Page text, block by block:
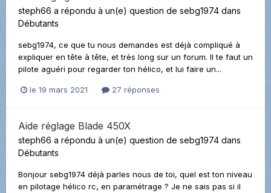
steph66 a répondu à un(e) question de sebg1974 dans
Débutants
sebg1974, ce que tu nous demandes est déjà compliqué à
expliquer en tête à tête, et très long sur un forum. Il te faut un
pilote aguéri pour regarder ton hélico, et lui faire un...
le 19 mars 2021 27 réponses
Aide réglage Blade 450X
steph66 a répondu à un(e) question de sebg1974 dans
Débutants
Bonjour sebg1974 déjà parles nous de toi, quel est ton niveau
en pilotage hélico rc, en paramétrage ? Je ne sais pas si il